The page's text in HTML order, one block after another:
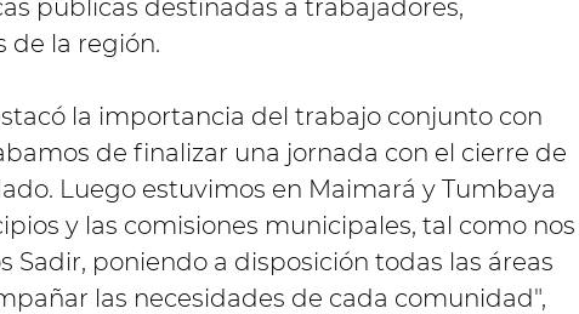
públicas destinadas a trabajadores,
de la región.
la importancia del trabajo conjunto con
de finalizar una jornada con el cierre de
Luego estuvimos en Maimará y Tumbaya
y las comisiones municipales, tal como nos
Sadir, poniendo a disposición todas las áreas
las necesidades de cada comunidad",